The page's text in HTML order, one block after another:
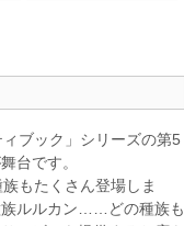
ブック」シリーズの第5
台です。
もたくさん登場しま
族ルルカン……どの種族も